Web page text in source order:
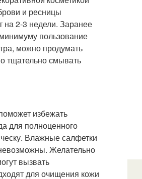
и ресницы
на 2-3 недели. Заранее
пользование
можно продумать
тщательно смывать
избежать
для полноценного
Влажные салфетки
Желательно
вызвать
для очищения кожи